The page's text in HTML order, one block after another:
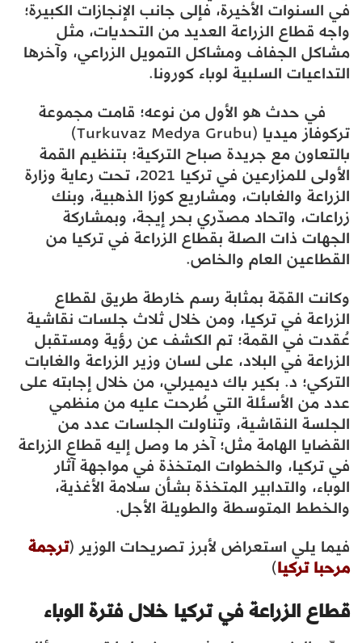
في السنوات الأخيرة، فإلى جانب الإنجازات الكبيرة؛
واجه قطاع الزراعة العديد من التحديات، مثل
مشاكل الجفاف ومشاكل التمويل الزراعي، وآخرها
التداعيات السلبية لوباء كورونا.
في حدث هو الأول من نوعه؛ قامت مجموعة
تركوفاز ميديا (Turkuvaz Medya Grubu)
بالتعاون مع جريدة صباح التركية؛ بتنظيم القمة
الأولى للمزارعين في تركيا 2021، تحت رعاية وزارة
الزراعة والغابات، ومشاريع كوزا الذهبية، وبنك
زراعات، واتحاد مصدّري بحر إيجة، وبمشاركة
الجهات ذات الصلة بقطاع الزراعة في تركيا من
القطاعين العام والخاص.
وكانت القمّة بمثابة رسم خارطة طريق لقطاع
الزراعة في تركيا، ومن خلال ثلاث جلسات نقاشية
عُقدت في القمة؛ تم الكشف عن رؤية ومستقبل
الزراعة في البلاد، على لسان وزير الزراعة والغابات
التركي؛ د. بكير باك ديميرلي، من خلال إجابته على
عدد من الأسئلة التي طُرحت عليه من منظمي
الجلسة النقاشية، وتناولت الجلسات عدد من
القضايا الهامة مثل؛ آخر ما وصل إليه قطاع الزراعة
في تركيا، والخطوات المتخذة في مواجهة آثار
الوباء، والتدابير المتخذة بشأن سلامة الأغذية،
والخطط المتوسطة والطويلة الأجل.
فيما يلي استعراض لأبرز تصريحات الوزير (ترجمة
مرحبا تركيا)
قطاع الزراعة في تركيا خلال فترة الوباء